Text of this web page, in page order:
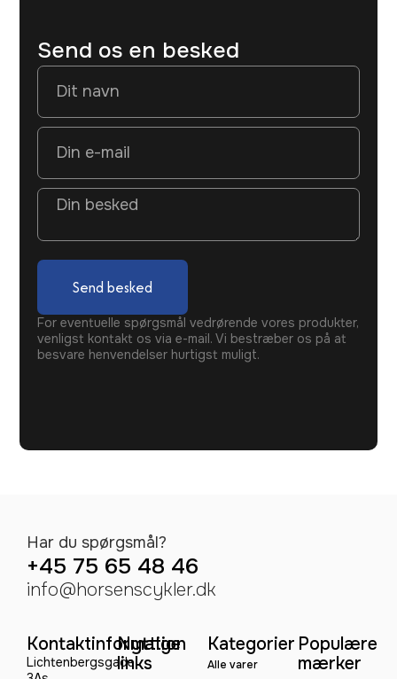
Send os en besked
Send besked
For eventuelle spørgsmål vedrørende vores produkter,
venligst kontakt os via e-mail. Vi bestræber os på at
besvare henvendelser hurtigst muligt.
Har du spørgsmål?
+45 75 65 48 46
info@horsenscykler.dk
Kontaktinformation
Lichtenbergsgade
Nyttige
links
Kategorier
Alle varer
Populære
mærker